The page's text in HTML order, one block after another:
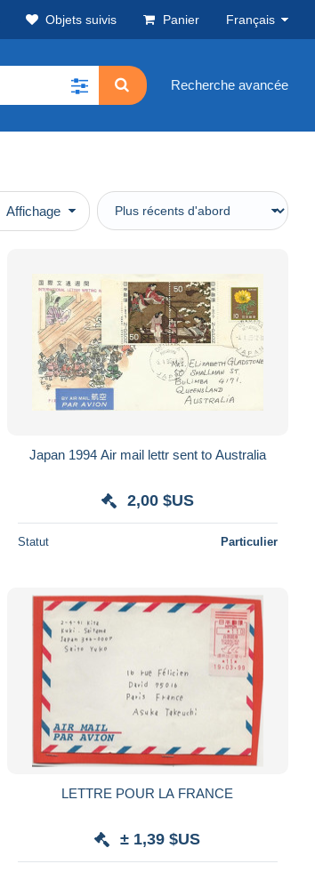
Objets suivis Panier Français
Recherche avancée
Affichage
Japan 1994 Air mail lettr sent to Australia
2,00 $US
Statut Particulier
LETTRE POUR LA FRANCE
± 1,39 $US